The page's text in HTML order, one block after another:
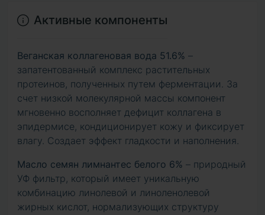
Активные компоненты
Веганская коллагеновая вода 51.6% –
запатентованный комплекс растительных
протеинов, полученных путем ферментации. За
счет низкой молекулярной массы компонент
мгновенно восполняет дефицит коллагена в
эпидермисе, кондиционирует кожу и фиксирует
влагу. Создает эффект гладкости и наполнения.
Масло семян лимнантес белого 6% – природный
УФ фильтр, который имеет уникальную
комбинацию линолевой и линоленолевой
жирных кислот, нормализующих структуру